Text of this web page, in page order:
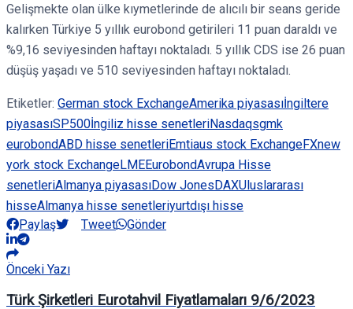
Gelişmekte olan ülke kıymetlerinde de alıcılı bir seans geride
kalırken Türkiye 5 yıllık eurobond getirileri 11 puan daraldı ve
%9,16 seviyesinden haftayı noktaladı. 5 yıllık CDS ise 26 puan
düşüş yaşadı ve 510 seviyesinden haftayı noktaladı.
Etiketler: German stock ExchangeAmerika piyasasıİngiltere
piyasasıSP500İngiliz hisse senetleriNasdaqsgmk
eurobondABD hisse senetleriEmtiaus stock ExchangeFXnew
york stock ExchangeLMEEurobondAvrupa Hisse
senetleriAlmanya piyasasıDow JonesDAXUluslararası
hisseAlmanya hisse senetleriyurtdışı hisse
Paylaş
Tweet Gönder
Önceki Yazı
Türk Şirketleri Eurotahvil Fiyatlamaları 9/6/2023